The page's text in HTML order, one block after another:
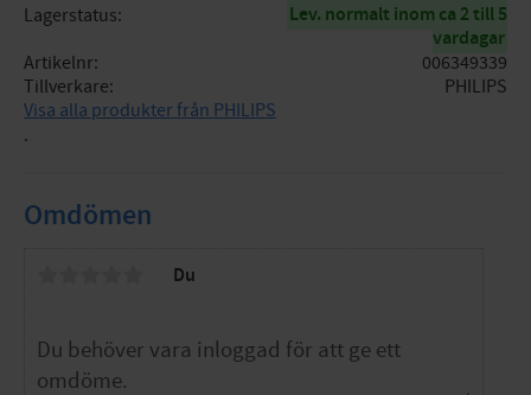
Lagerstatus
Lev. normalt inom ca 2 till 5
vardagar
Artikelnr
006349339
Tillverkare
PHILIPS
Visa alla produkter från PHILIPS
.
Omdömen
Du